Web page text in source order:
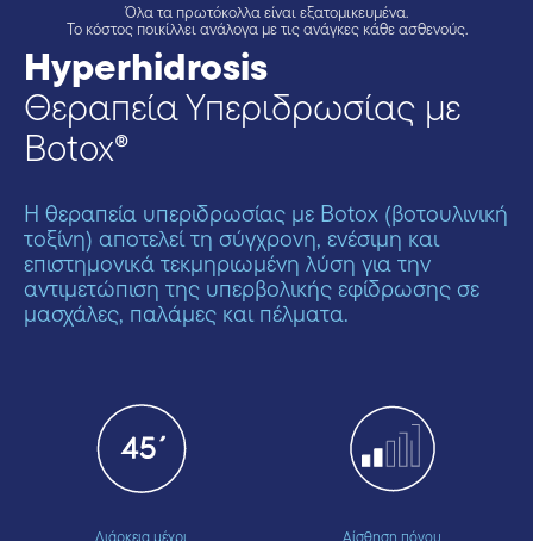
Όλα τα πρωτόκολλα είναι εξατομικευμένα.
Το κόστος ποικίλλει ανάλογα με τις ανάγκες κάθε ασθενούς.
Hyperhidrosis
Θεραπεία Υπεριδρωσίας με
Botox®
Η θεραπεία υπεριδρωσίας με Botox (βοτουλινική
τοξίνη) αποτελεί τη σύγχρονη, ενέσιμη και
επιστημονικά τεκμηριωμένη λύση για την
αντιμετώπιση της υπερβολικής εφίδρωσης σε
μασχάλες, παλάμες και πέλματα.
Διάρκεια μέχρι Αίσθηση πόνου